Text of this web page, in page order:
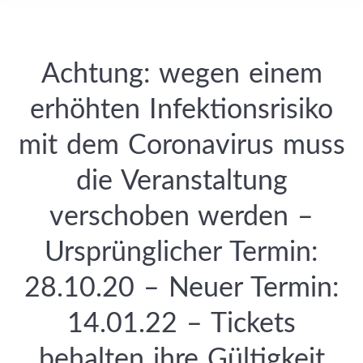
Achtung: wegen einem
erhöhten Infektionsrisiko
mit dem Coronavirus muss
die Veranstaltung
verschoben werden –
Ursprünglicher Termin:
28.10.20 – Neuer Termin:
14.01.22 – Tickets